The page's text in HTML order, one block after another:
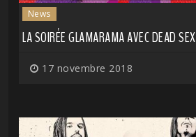
News
LA SOIRÉE GLAMARAMA AVEC DEAD
17 novembre 2018